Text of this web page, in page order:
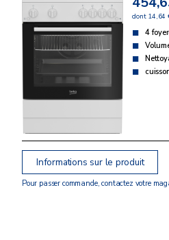
dont 14,64
4
Informations sur le produit
Pour passer commande, contactez votre